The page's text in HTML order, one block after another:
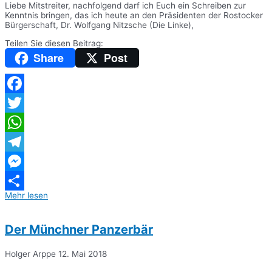
Liebe Mitstreiter, nachfolgend darf ich Euch ein Schreiben zur
Kenntnis bringen, das ich heute an den Präsidenten der Rostocker
Bürgerschaft, Dr. Wolfgang Nitzsche (Die Linke),
Teilen Sie diesen Beitrag:
Share Post
Facebook
Twitter
WhatsApp
Telegram
Messenger
Teilen
Mehr lesen
Der Münchner Panzerbär
Holger Arppe 12. Mai 2018